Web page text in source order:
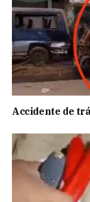
Accidente de